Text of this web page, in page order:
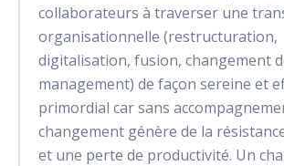
collaborateurs à traverser une
organisationnelle (restructuration,
digitalisation, fusion, changement
management) de façon sereine et
primordial car sans
changement génère de la
et une perte de productivité. Un